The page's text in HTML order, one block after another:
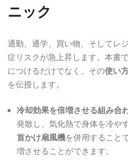
ニック
通勤、通学、買い物、そしてレ
症リスクが急上昇します。本書
につけるだけでなく、その使い
を伝授します。
冷却効果を倍増させる組み合
発散し、気化熱で身体を冷や
首かけ扇風機を併用すること
増させることができます。